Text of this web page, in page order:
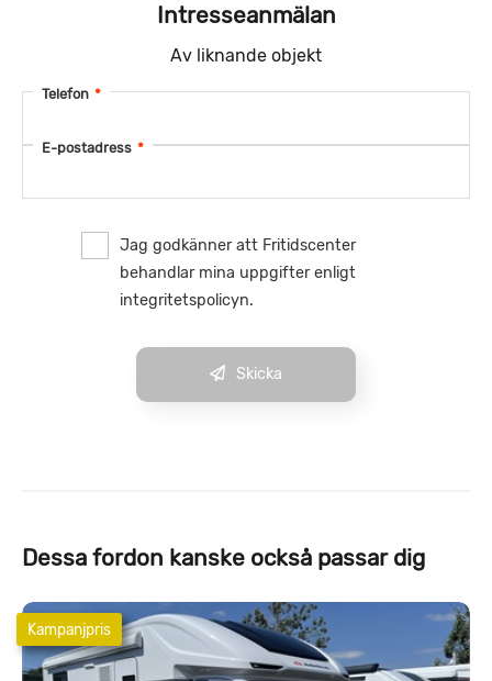
Intresseanmälan
Av liknande objekt
Telefon *
E-postadress *
Jag godkänner att Fritidscenter
behandlar mina uppgifter enligt
integritetspolicyn.
Skicka
Dessa fordon kanske också passar dig
Kampanjpris